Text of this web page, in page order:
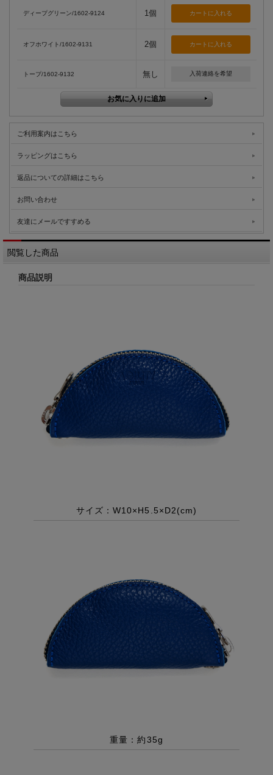
ディープグリーン/1602-9124 1個
オフホワイト/1602-9131 2個
トープ/1602-9132 無し 入荷連絡を希望
ご利用案内はこちら
ラッピングはこちら
返品についての詳細はこちら
お問い合わせ
友達にメールですすめる
閲覧した商品
商品説明